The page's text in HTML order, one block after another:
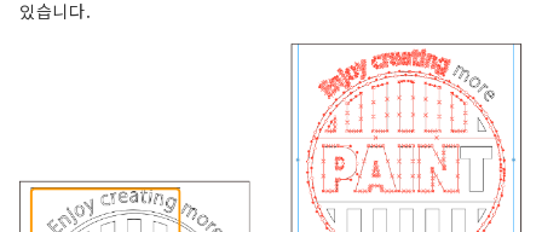
있습니다.